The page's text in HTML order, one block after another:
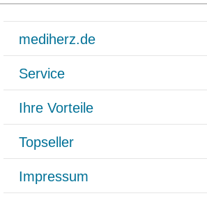
mediherz.de
Glossar
Häufig gestellte Fragen
Datenschutz
AGB
Service
Rücksendemöglichkeit
Paketlieferstatus
Versandkosten
Ihre Vorteile
Rezeptlieferung
Bonusprogramm
Gutschein und Rabatte
Kundenbewertung
Topseller
Grippostad
Bepanthen
Impressum